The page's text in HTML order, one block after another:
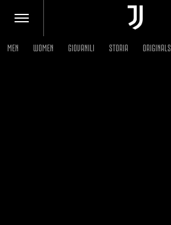
MEN WOMEN GIOVANILI STORIA ORIGINALS